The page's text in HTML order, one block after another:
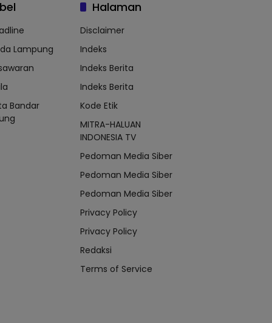
Lampung
Bandar
Halaman
Disclaimer
Indeks
Indeks Berita
Indeks Berita
Kode Etik
MITRA-HALUAN
INDONESIA TV
Pedoman Media Siber
Pedoman Media Siber
Pedoman Media Siber
Privacy Policy
Privacy Policy
Redaksi
Terms of Service